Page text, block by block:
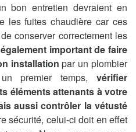
bon entretien devraient en
les fuites chaudière car ces
conserver correctement les
important de faire
installation par un plombier
premier temps, vérifier
éléments attenants à votre
aussi contrôler la vétusté
sécurité, celui-ci doit en effet